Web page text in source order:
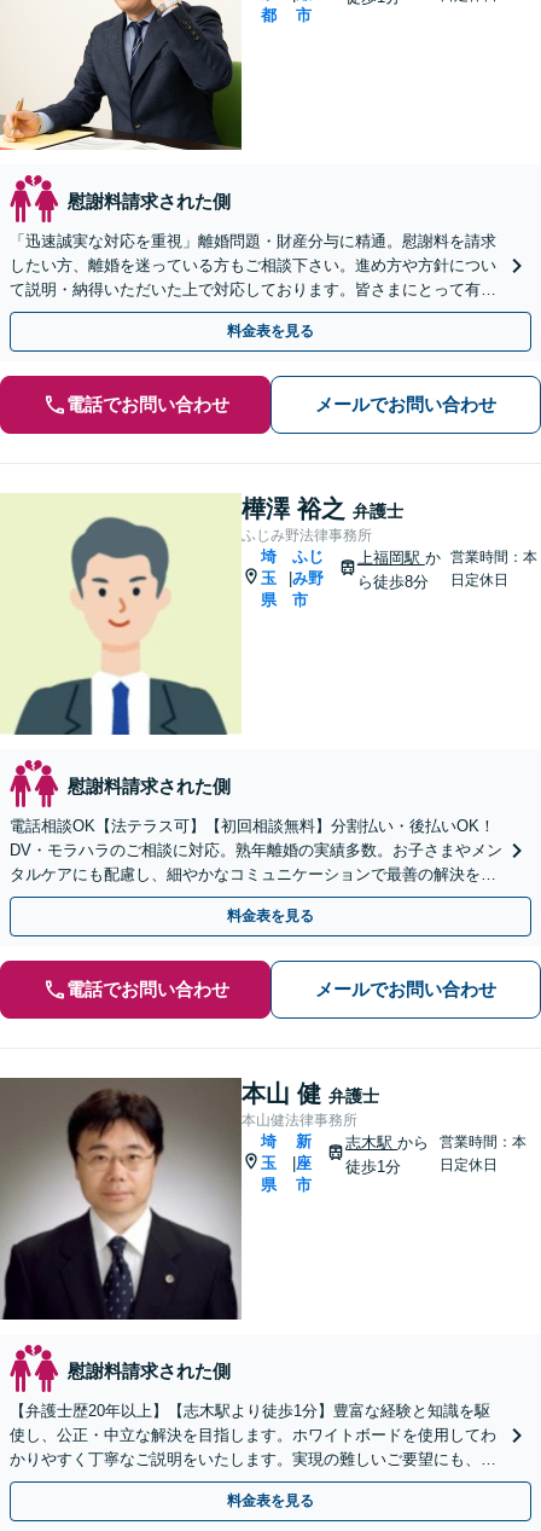
都
市
慰謝料請求された側
「迅速誠実な対応を重視」離婚問題・財産分与に精通。慰謝料を請求
したい方、離婚を迷っている方もご相談下さい。進め方や方針につい
て説明・納得いただいた上で対応しております。皆さまにとって有利
な解決へ向け尽力【夜間・休日相談可｜WEB面談可】
料金表を見る
電話でお問い合わせ メールでお問い合わせ
樺澤 裕之 弁護士
ふじみ野法律事務所
埼
玉
県
ふじ
み野
市
上福岡駅 か
ら徒歩8分
営業時間：本
日定休日
慰謝料請求された側
電話相談OK【法テラス可】【初回相談無料】分割払い・後払いOK！
DV・モラハラのご相談に対応。熟年離婚の実績多数。お子さまやメン
タルケアにも配慮し、細やかなコミュニケーションで最善の解決を目
指します【休日夜間対応】【上福岡駅8分】
料金表を見る
電話でお問い合わせ メールでお問い合わせ
本山 健 弁護士
本山健法律事務所
埼
玉
県
新
座
市
志木駅から
徒歩1分
営業時間：本
日定休日
慰謝料請求された側
【弁護士歴20年以上】【志木駅より徒歩1分】豊富な経験と知識を駆
使し、公正・中立な解決を目指します。ホワイトボードを使用してわ
かりやすく丁寧なご説明をいたします。実現の難しいご要望にも、で
きる限りご希望に沿えるようなアドバイスを行います。
料金表を見る